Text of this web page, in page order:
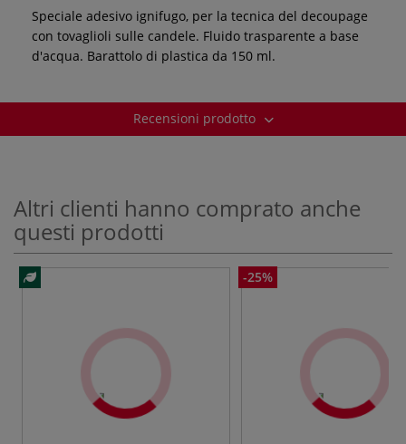
Speciale adesivo ignifugo, per la tecnica del decoupage
con tovaglioli sulle candele. Fluido trasparente a base
d'acqua. Barattolo di plastica da 150 ml.
Recensioni prodotto
Altri clienti hanno comprato anche
questi prodotti
-25%